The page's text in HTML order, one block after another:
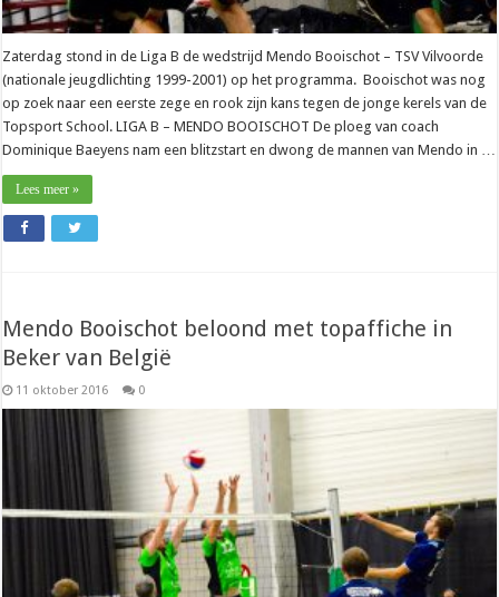
Zaterdag stond in de Liga B de wedstrijd Mendo Booischot – TSV Vilvoorde
(nationale jeugdlichting 1999-2001) op het programma. Booischot was nog
op zoek naar een eerste zege en rook zijn kans tegen de jonge kerels van de
Topsport School. LIGA B – MENDO BOOISCHOT De ploeg van coach
Dominique Baeyens nam een blitzstart en dwong de mannen van Mendo in …
Lees meer »
Mendo Booischot beloond met topaffiche in
Beker van België
11 oktober 2016 0